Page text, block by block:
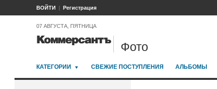
ВОЙТИ Регистрация
07 АВГУСТА, ПЯТНИЦА
Фото
КАТЕГОРИИ СВЕЖИЕ ПОСТУПЛЕНИЯ АЛЬБОМЫ